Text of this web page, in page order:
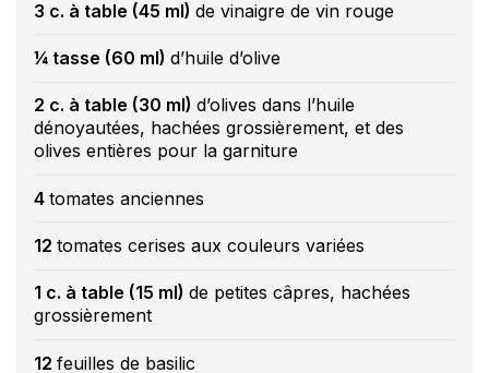
3 c. à table (45 ml) de vinaigre de vin rouge
¼ tasse (60 ml) d’huile d’olive
2 c. à table (30 ml) d’olives dans l’huile
dénoyautées, hachées grossièrement, et des
olives entières pour la garniture
4 tomates anciennes
12 tomates cerises aux couleurs variées
1 c. à table (15 ml) de petites câpres, hachées
grossièrement
12 feuilles de basilic